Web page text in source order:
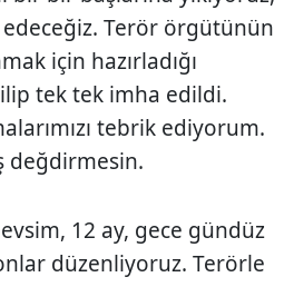
Terör örgütünün
için hazırladığı
tek tek imha edildi.
tebrik ediyorum.
değdirmesin.
12 ay, gece gündüz
düzenliyoruz. Terörle